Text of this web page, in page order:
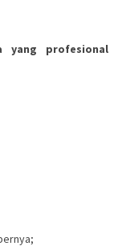
yang profesional